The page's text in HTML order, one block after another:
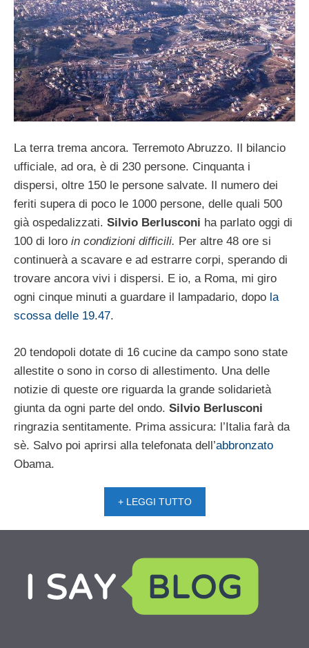
La terra trema ancora. Terremoto Abruzzo. Il bilancio
ufficiale, ad ora, è di 230 persone. Cinquanta i
dispersi, oltre 150 le persone salvate. Il numero dei
feriti supera di poco le 1000 persone, delle quali 500
già ospedalizzati. Silvio Berlusconi ha parlato oggi di
100 di loro in condizioni difficili. Per altre 48 ore si
continuerà a scavare e ad estrarre corpi, sperando di
trovare ancora vivi i dispersi. E io, a Roma, mi giro
ogni cinque minuti a guardare il lampadario, dopo la
scossa delle 19.47.
20 tendopoli dotate di 16 cucine da campo sono state
allestite o sono in corso di allestimento. Una delle
notizie di queste ore riguarda la grande solidarietà
giunta da ogni parte del ondo. Silvio Berlusconi
ringrazia sentitamente. Prima assicura: l’Italia farà da
sè. Salvo poi aprirsi alla telefonata dell’abbronzato
Obama.
+ LEGGI TUTTO